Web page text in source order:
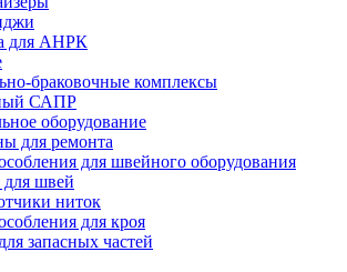
для АНРК
браковочные комплексы
САПР
оборудование
для ремонта
для швейного оборудования
для швей
ниток
для кроя
запасных частей